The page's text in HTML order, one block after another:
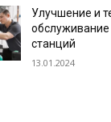
Улучшение и
станций
13.01.2024